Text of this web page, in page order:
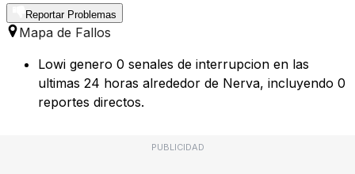
Reportar Problemas
Mapa de Fallos
Lowi genero 0 senales de interrupcion en las
ultimas 24 horas alrededor de Nerva, incluyendo 0
reportes directos.
PUBLICIDAD